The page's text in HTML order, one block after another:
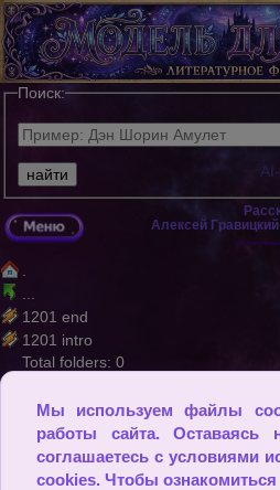
Мы используем файлы
работы сайта.
соглашаетесь с условиями
cookies. Чтобы
Поиск:
Алексей
1201 end
1201 intro
Total folders: 0
© Люди похожи на оконные стекла.
а светит солнце, но, когда
ота открывается лишь благодаря
дос Хаксли)